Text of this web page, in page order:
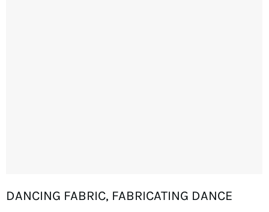
DANCING FABRIC, FABRICATING DANCE